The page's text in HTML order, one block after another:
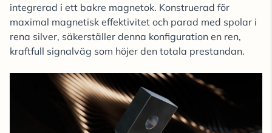
integrerad i ett bakre magnetok. Konstruerad för
maximal magnetisk effektivitet och parad med spolar i
rena silver, säkerställer denna konfiguration en ren,
kraftfull signalväg som höjer den totala prestandan.